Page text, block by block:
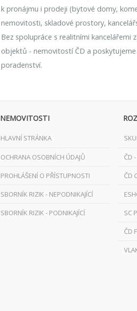
k pronájmu i prodeji (bytové domy,
nemovitosti, skladové prostory,
Bez spolupráce s realitními kancelářemi
objektů - nemovitostí ČD a
poradenství.
NEMOVITOSTI
HLAVNÍ STRÁNKA
OCHRANA OSOBNÍCH ÚDAJŮ
PROHLÁŠENÍ O PŘÍSTUPNOSTI
SBORNÍK RIZIK - NEPODNIKAJÍCÍ
SBORNÍK RIZIK - PODNIKAJÍCÍ
ČD
ČD
SC
ČD